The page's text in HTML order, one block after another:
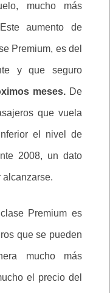
mucho más
aumento de
Premium, es del
y que seguro
meses.De
que vuela
el nivel de
2008, un dato
alcanzarse.
Premium es
que se pueden
mucho más
el precio del